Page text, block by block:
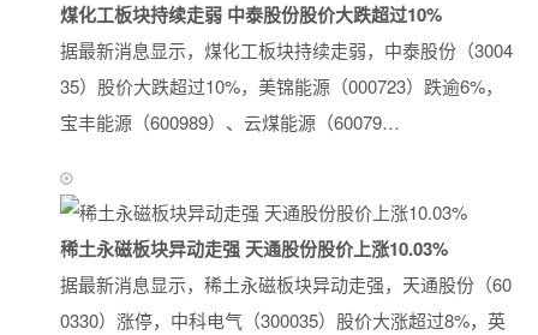
煤化工板块持续走弱 中泰股份股价大跌超过10%
据最新消息显示，煤化工板块持续走弱，中泰股份（3004
35）股价大跌超过10%，美锦能源（000723）跌逾6%，
宝丰能源（600989）、云煤能源（60079…
稀土永磁板块异动走强 天通股份股价上涨10.03%
据最新消息显示，稀土永磁板块异动走强，天通股份（60
0330）涨停，中科电气（300035）股价大涨超过8%，英